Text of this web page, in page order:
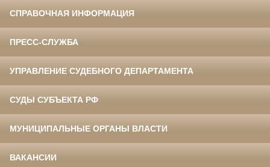
СПРАВОЧНАЯ ИНФОРМАЦИЯ
ПРЕСС-СЛУЖБА
УПРАВЛЕНИЕ СУДЕБНОГО ДЕПАРТАМЕНТА
СУДЫ СУБЪЕКТА РФ
МУНИЦИПАЛЬНЫЕ ОРГАНЫ ВЛАСТИ
ВАКАНСИИ